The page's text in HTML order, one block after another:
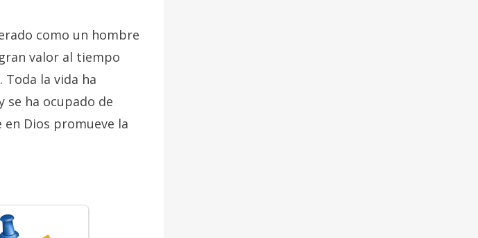
como un hombre
valor al tiempo
Toda la vida ha
ha ocupado de
Dios promueve la